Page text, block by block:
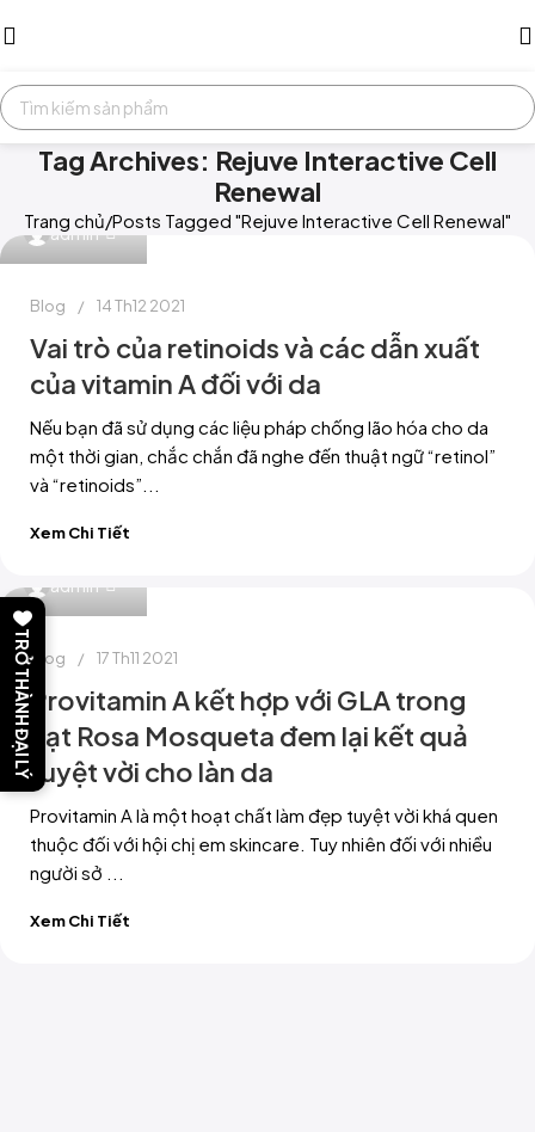
Tag Archives: Rejuve Interactive Cell
Renewal
Trang chủ Posts Tagged "Rejuve Interactive Cell Renewal"
admin 0
Blog 14 Th12 2021
Vai trò của retinoids và các dẫn xuất
của vitamin A đối với da
Nếu bạn đã sử dụng các liệu pháp chống lão hóa cho da
một thời gian, chắc chắn đã nghe đến thuật ngữ “retinol”
và “retinoids”...
Xem Chi Tiết
admin
Blog 17 Th11 2021
Provitamin A kết hợp với GLA trong
hạt Rosa Mosqueta đem lại kết quả
tuyệt vời cho làn da
Provitamin A là một hoạt chất làm đẹp tuyệt vời khá quen
thuộc đối với hội chị em skincare. Tuy nhiên đối với nhiều
người sở ...
Xem Chi Tiết
TRỞ THÀNH ĐẠI LÝ